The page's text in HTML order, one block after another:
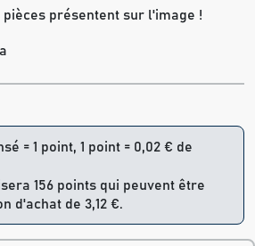
présentent sur l'image !
= 1 point, 1 point = 0,02 € de
156 points qui peuvent être
d'achat de 3,12 €.